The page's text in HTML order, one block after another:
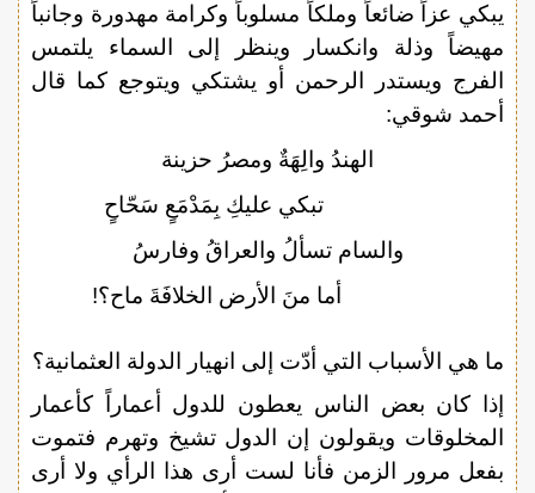
يبكي عزاً ضائعاً وملكاً مسلوباً وكرامة مهدورة وجانباً
مهيضاً وذلة وانكسار وينظر إلى السماء يلتمس
الفرج ويستدر الرحمن أو يشتكي ويتوجع كما قال
أحمد شوقي:
الهندُ والِهَةٌ ومصرُ حزينة
تبكي عليكِ بِمَدْمَعٍ سَحّاحٍ
والسام تسألُ والعراقُ وفارسُ
أما منَ الأرض الخلافَةَ ماح؟!
ما هي الأسباب التي أدّت إلى انهيار الدولة العثمانية؟
إذا كان بعض الناس يعطون للدول أعماراً كأعمار
المخلوقات ويقولون إن الدول تشيخ وتهرم فتموت
بفعل مرور الزمن فأنا لست أرى هذا الرأي ولا أرى